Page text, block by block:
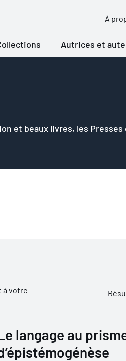
À
Autrices et
et beaux livres, les Presses
à votre
langage au